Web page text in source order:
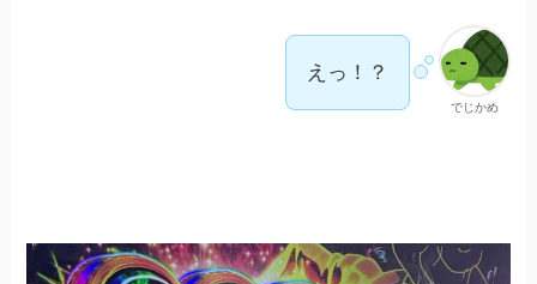
でじかめ
えっ！？